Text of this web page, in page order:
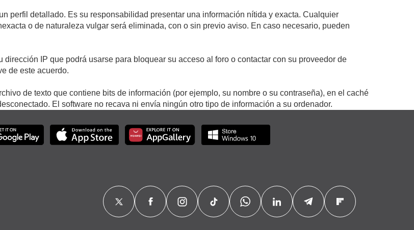
perfil detallado. Es su responsabilidad presentar una información nítida y exacta. Cualquier
o de naturaleza vulgar será eliminada, con o sin previo aviso. En caso necesario, pueden
IP que podrá usarse para bloquear su acceso al foro o contactar con su proveedor de
de este acuerdo.
de texto que contiene bits de información (por ejemplo, su nombre o su contraseña), en el caché
El software no recava ni envía ningún otro tipo de información a su ordenador.